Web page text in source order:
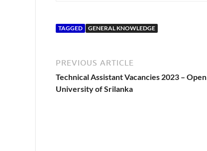
TAGGED GENERAL KNOWLEDGE
PREVIOUS ARTICLE
Technical Assistant Vacancies 2023 – Open
University of Srilanka